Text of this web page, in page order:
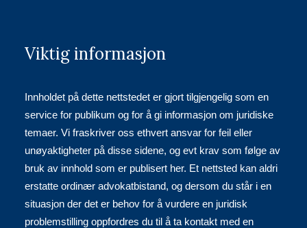
Viktig informasjon
Innholdet på dette nettstedet er gjort tilgjengelig som en
service for publikum og for å gi informasjon om juridiske
temaer. Vi fraskriver oss ethvert ansvar for feil eller
unøyaktigheter på disse sidene, og evt krav som følge av
bruk av innhold som er publisert her. Et nettsted kan aldri
erstatte ordinær advokatbistand, og dersom du står i en
situasjon der det er behov for å vurdere en juridisk
problemstilling oppfordres du til å ta kontakt med en